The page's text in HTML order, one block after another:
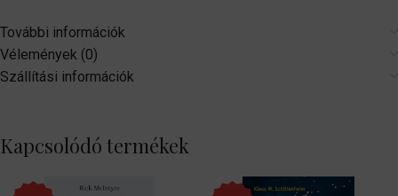
További információk
Vélemények (0)
Szállítási információk
Kapcsolódó termékek